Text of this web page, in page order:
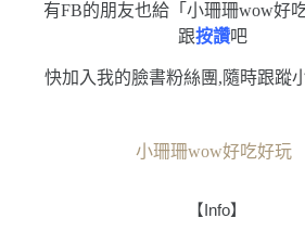
有FB的朋友也給「小珊珊wow好吃
跟按讚吧
快加入我的臉書粉絲團,隨時跟蹤
小珊珊wow好吃好玩
【 Info】